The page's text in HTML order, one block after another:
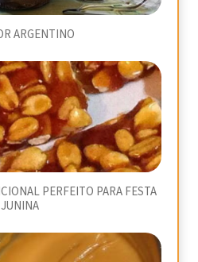
ARGENTINO
PERFEITO PARA FESTA
JUNINA